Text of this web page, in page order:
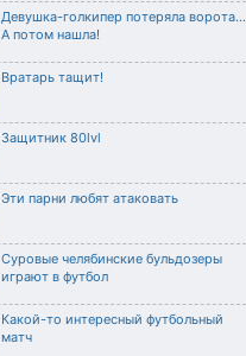
Девушка-голкипер потеряла ворота...
А потом нашла!
Вратарь тащит!
Защитник 80lvl
Эти парни любят атаковать
Суровые челябинские бульдозеры
играют в футбол
Какой-то интересный футбольный
матч